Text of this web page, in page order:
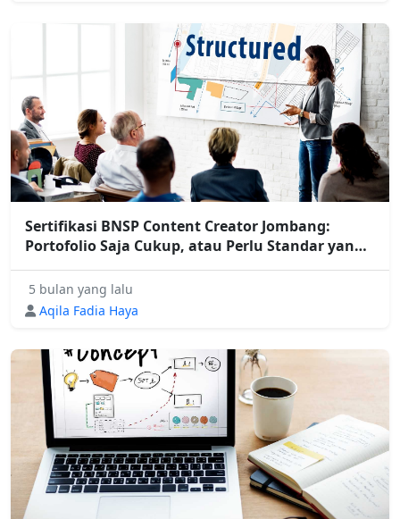
Sertifikasi BNSP Content Creator Jombang:
Portofolio Saja Cukup, atau Perlu Standar yang
Diakui?
5 bulan yang lalu
Aqila Fadia Haya